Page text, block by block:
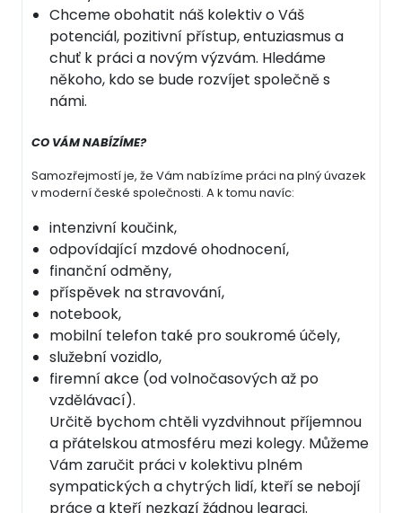
Chceme obohatit náš kolektiv o Váš
potenciál, pozitivní přístup, entuziasmus a
chuť k práci a novým výzvám. Hledáme
někoho, kdo se bude rozvíjet společně s
námi.
CO VÁM NABÍZÍME?
Samozřejmostí je, že Vám nabízíme práci na plný úvazek
v moderní české společnosti. A k tomu navíc:
intenzivní koučink,
odpovídající mzdové ohodnocení,
finanční odměny,
příspěvek na stravování,
notebook,
mobilní telefon také pro soukromé účely,
služební vozidlo,
firemní akce (od volnočasových až po
vzdělávací).
Určitě bychom chtěli vyzdvihnout příjemnou
a přátelskou atmosféru mezi kolegy. Můžeme
Vám zaručit práci v kolektivu plném
sympatických a chytrých lidí, kteří se nebojí
práce a kteří nezkazí žádnou legraci.